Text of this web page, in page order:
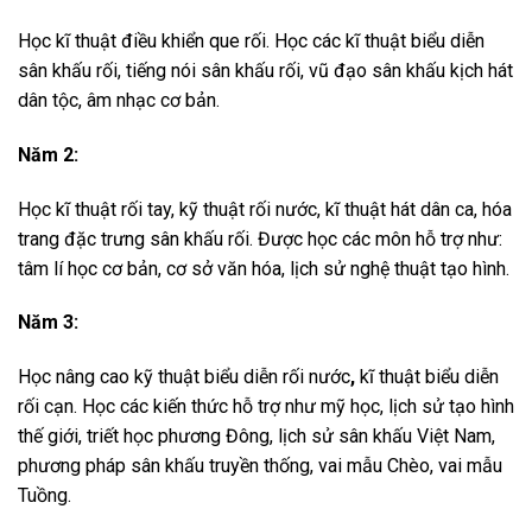
Học kĩ thuật điều khiển que rối. Học các kĩ thuật biểu diễn
sân khấu rối, tiếng nói sân khấu rối, vũ đạo sân khấu kịch hát
dân tộc, âm nhạc cơ bản.
Năm 2:
Học kĩ thuật rối tay, kỹ thuật rối nước, kĩ thuật hát dân ca, hóa
trang đặc trưng sân khấu rối. Được học các môn hỗ trợ như:
tâm lí học cơ bản, cơ sở văn hóa, lịch sử nghệ thuật tạo hình.
Năm 3:
Học nâng cao kỹ thuật biểu diễn rối nước, kĩ thuật biểu diễn
rối cạn. Học các kiến thức hỗ trợ như mỹ học, lịch sử tạo hình
thế giới, triết học phương Đông, lịch sử sân khấu Việt Nam,
phương pháp sân khấu truyền thống, vai mẫu Chèo, vai mẫu
Tuồng.